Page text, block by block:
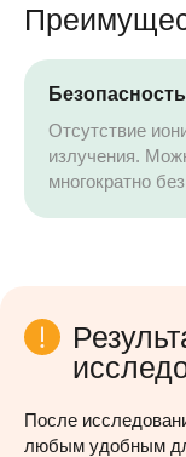
Безопасность
Отсутствие
излучения.
многократно
После
любым удобным